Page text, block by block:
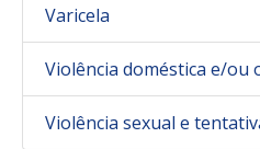
Varicela
Violência doméstica e/ou
Violência sexual e